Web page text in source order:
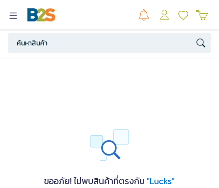
ขออภัย! ไม่พบสินค้าที่ตรงกับ"Lucks"